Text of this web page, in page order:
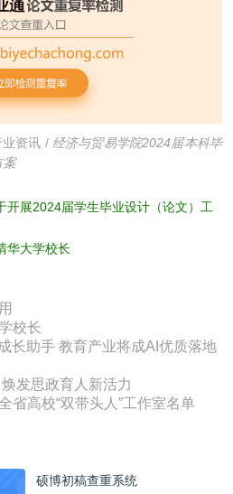
业资讯 / 经济与贸易学院2024届本科毕
案
开展2024届学生毕业设计（论文）工
华大学校长
校长
长助手 教育产业将成AI优质落地
发思政育人新活力
省高校“双带头人”工作室名单
硕博初稿查重系统